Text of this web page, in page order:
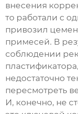
внесения
то работали с
привозил
примесей. В
соблюдении
пластификатора
недостаточно
пересмотреть
И, конечно, не